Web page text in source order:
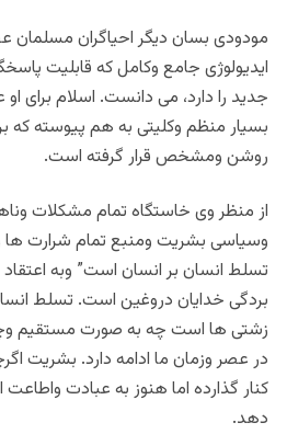
مودودی بسان دیگر احیاگران مسلمان
ایدیولوژی جامع وکامل که قابلیت
جدید را دارد، می دانست. اسلام برای
بسیار منظم وکلیتی به هم پیوسته که
روشن ومشخص قرار گرفته است.
از منظر وی خاستگاه تمام مشکلات
وسیاسی بشریت ومنبع تمام شرارت ها
تسلط انسان بر انسان است” وبه
بردگی خدایان دروغین است. تسلط
زشتی ها است چه به صورت مستقیم
در عصر وزمان ما ادامه دارد. بشریت
کنار گذارده اما هنوز به عبادت
دهد.